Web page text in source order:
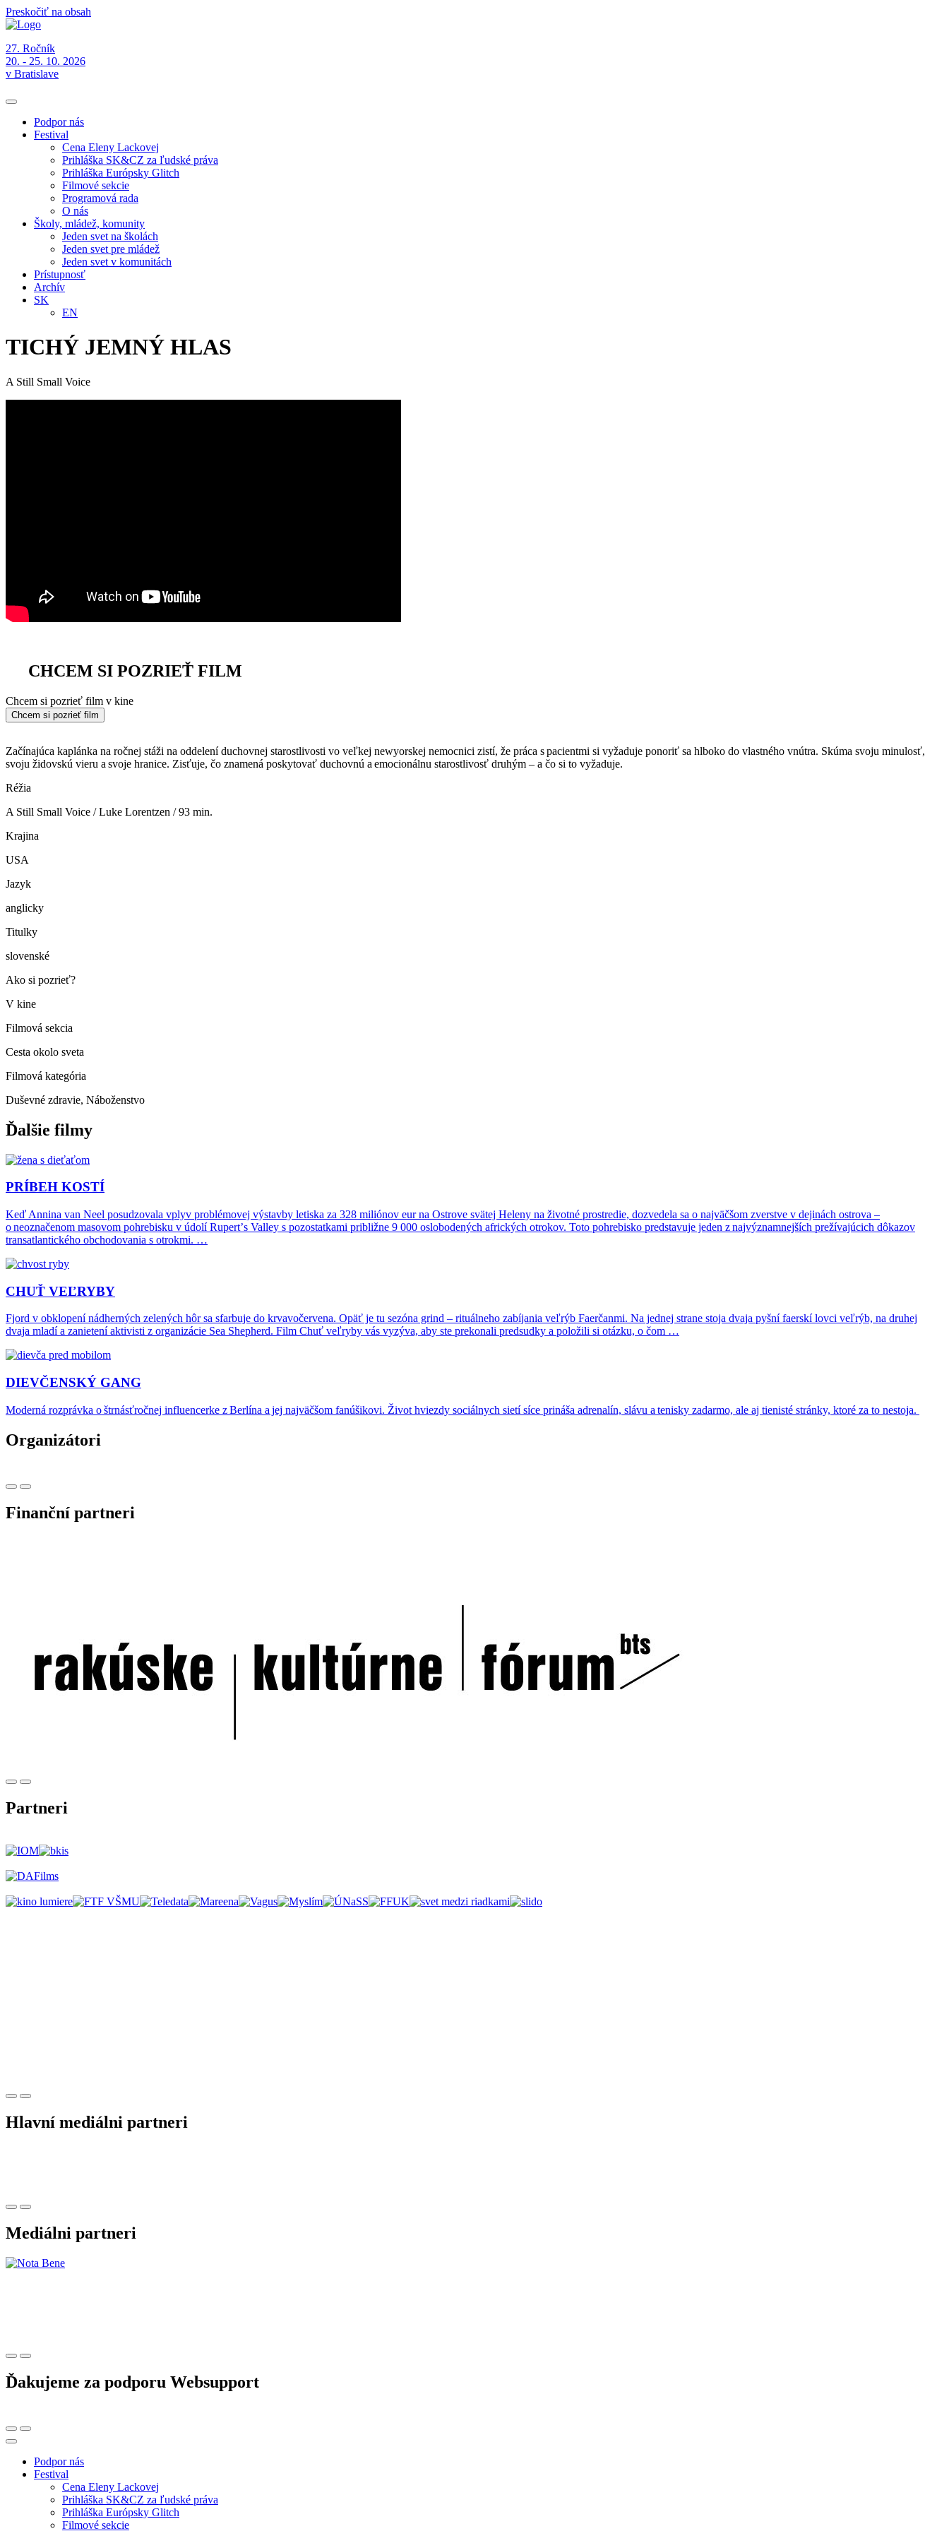
Preskočiť na obsah
27. Ročník
20. - 25. 10. 2026
v Bratislave
Podpor nás
Festival
Cena Eleny Lackovej
Prihláška SK&CZ za ľudské práva
Prihláška Európsky Glitch
Filmové sekcie
Programová rada
O nás
Školy, mládež, komunity
Jeden svet na školách
Jeden svet pre mládež
Jeden svet v komunitách
Prístupnosť
Archív
SK
EN
TICHÝ JEMNÝ HLAS
A Still Small Voice
CHCEM SI POZRIEŤ FILM
Chcem si pozrieť film v kine
Chcem si pozrieť film
Začínajúca kaplánka na ročnej stáži na oddelení duchovnej starostlivosti vo veľkej newyorskej nemocnici zistí, že práca s pacientmi si vyžaduje ponoriť sa hlboko do vlastného vnútra. Skúma svoju minulosť,
svoju židovskú vieru a svoje hranice. Zisťuje, čo znamená poskytovať duchovnú a emocionálnu starostlivosť druhým – a čo si to vyžaduje.
Réžia
A Still Small Voice / Luke Lorentzen / 93 min.
Krajina
USA
Jazyk
anglicky
Titulky
slovenské
Ako si pozrieť?
V kine
Filmová sekcia
Cesta okolo sveta
Filmová kategória
Duševné zdravie, Náboženstvo
Ďalšie filmy
PRÍBEH KOSTÍ
Keď Annina van Neel posudzovala vplyv problémovej výstavby letiska za 328 miliónov eur na Ostrove svätej Heleny na životné prostredie, dozvedela sa o najväčšom zverstve v dejinách ostrova –
o neoznačenom masovom pohrebisku v údolí Rupertʼs Valley s pozostatkami približne 9 000 oslobodených afrických otrokov. Toto pohrebisko predstavuje jeden z najvýznamnejších prežívajúcich dôkazov
transatlantického obchodovania s otrokmi. …
CHUŤ VEĽRYBY
Fjord v obklopení nádherných zelených hôr sa sfarbuje do krvavočervena. Opäť je tu sezóna grind – rituálneho zabíjania veľrýb Faerčanmi. Na jednej strane stoja dvaja pyšní faerskí lovci veľrýb, na druhej
dvaja mladí a zanietení aktivisti z organizácie Sea Shepherd. Film Chuť veľryby vás vyzýva, aby ste prekonali predsudky a položili si otázku, o čom …
DIEVČENSKÝ GANG
Moderná rozprávka o štrnásťročnej influencerke z Berlína a jej najväčšom fanúšikovi. Život hviezdy sociálnych sietí síce prináša adrenalín, slávu a tenisky zadarmo, ale aj tienisté stránky, ktoré za to nestoja.
Organizátori
Finanční partneri
Partneri
Hlavní mediálni partneri
Mediálni partneri
Ďakujeme za podporu Websupport
Podpor nás
Festival
Cena Eleny Lackovej
Prihláška SK&CZ za ľudské práva
Prihláška Európsky Glitch
Filmové sekcie